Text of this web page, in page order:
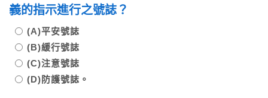
義的指示進行之號誌？
(A)平安號誌
(B)緩行號誌
(C)注意號誌
(D)防護號誌。